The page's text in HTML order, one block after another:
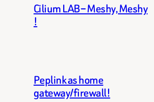
Cilium LAB – Meshy, Meshy
!
Peplink as home
gateway/firewall!